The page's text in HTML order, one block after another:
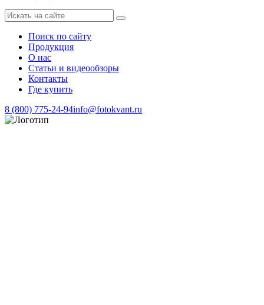
Поиск по сайту
Продукция
О нас
Статьи и видеообзоры
Контакты
Где купить
8 (800) 775-24-94info@fotokvant.ru